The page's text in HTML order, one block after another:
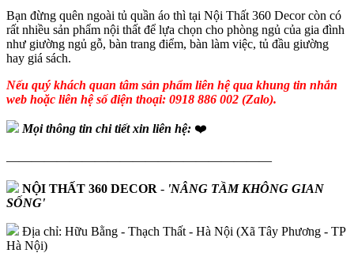
Bạn đừng quên ngoài tủ quần áo thì tại Nội Thất 360 Decor còn có
rất nhiều sản phẩm nội thất để lựa chọn cho phòng ngủ của gia đình
như giường ngủ gỗ, bàn trang điểm, bàn làm việc, tủ đầu giường
hay giá sách.
Nếu quý khách quan tâm sản phẩm liên hệ qua khung tin nhắn
web hoặc liên hệ số điện thoại: 0918 886 002 (Zalo).
Mọi thông tin chi tiết xin liên hệ: ❤️
—————————————————————
NỘI THẤT 360 DECOR - 'NÂNG TẦM KHÔNG GIAN
SỐNG'
Địa chỉ: Hữu Bằng - Thạch Thất - Hà Nội (Xã Tây Phương - TP
Hà Nội)